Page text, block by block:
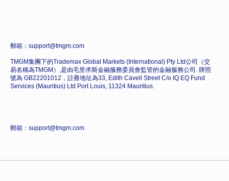
郵箱：support@tmgm.com
TMGM集團下的Trademax Global Markets (International) Pty Ltd公司（交
易名稱為TMGM）,是由毛里求斯金融服務委員會監管的金融服務公司. 牌照
號為 GB22201012，註冊地址為33, Edith Cavell Street C/o IQ EQ Fund
Services (Mauritius) Ltd Port Louis, 11324 Mauritius.
郵箱：support@tmgm.com